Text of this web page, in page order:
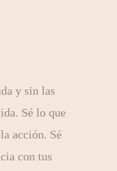
y sin las
Sé lo que
acción. Sé
con tus